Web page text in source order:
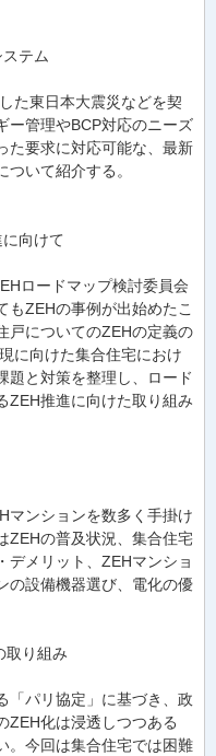
テム
た東日本大震災などを契
ー管理やBCP対応のニーズ
た要求に対応可能な、最新
いて紹介する。
向けて
ロードマップ検討委員会
もZEHの事例が出始めたこ
戸についてのZEHの定義の
に向けた集合住宅におけ
題と対策を整理し、ロード
ZEH推進に向けた取り組み
マンションを数多く手掛け
ZEHの普及状況、集合住宅
デメリット、ZEHマンショ
の設備機器選び、電化の優
取り組み
「パリ協定」に基づき、政
ZEH化は浸透しつつある
。今回は集合住宅では困難